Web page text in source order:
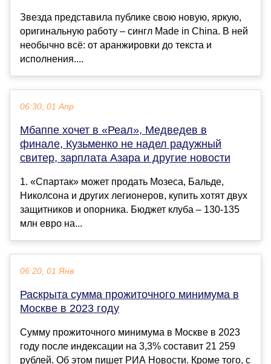
Звезда представила публике свою новую, яркую,
оригинальную работу – сингл Made in China. В ней
необычно всё: от аранжировки до текста и
исполнения....
06:30, 01 Апр
Мбаппе хочет в «Реал», Медведев в
финале, Кузьменко не надел радужный
свитер, зарплата Азара и другие новости
1. «Спартак» может продать Мозеса, Бальде,
Николсона и других легионеров, купить хотят двух
защитников и опорника. Бюджет клуба – 130-135
млн евро на...
06:20, 01 Янв
Раскрыта сумма прожиточного минимума в
Москве в 2023 году
Сумму прожиточного минимума в Москве в 2023
году после индексации на 3,3% составит 21 259
рублей. Об этом пишет РИА Новости. Кроме того, с